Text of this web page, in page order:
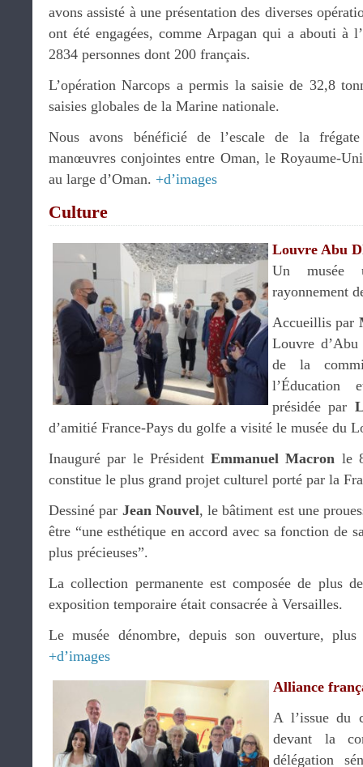
avons assisté à une présentation des diverses
ont été engagées, comme Arpagan qui a abouti à
2834 personnes dont 200 français.
L’opération Narcops a permis la saisie de 32,8
saisies globales de la Marine nationale.
Nous avons bénéficié de l’escale de la
manœuvres conjointes entre Oman, le Royaume-
au large d’Oman. +d’images
Culture
Louvre Abu
Un musée
rayonnement
Accueillis par
Louvre
de la
l’Éducation
présidée par
d’amitié France-Pays du golfe a visité le musée du
Inauguré par le PrésidentEmmanuel Macron le
constitue le plus grand projet culturel porté par la
Dessiné par Jean Nouvel, le bâtiment est une
être “une esthétique en accord avec sa fonction de
plus précieuses”.
La collection permanente est composée de plus
exposition temporaire était consacrée à Versailles.
Le musée dénombre, depuis son ouverture,
+d’images
Alliance
A l’issue du
devant la
délégation